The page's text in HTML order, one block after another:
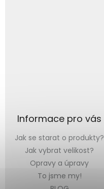
Informace pro vás
Jak se starat o produkty?
Jak vybrat velikost?
Opravy a úpravy
To jsme my!